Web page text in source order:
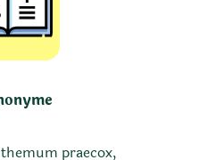
praecox,